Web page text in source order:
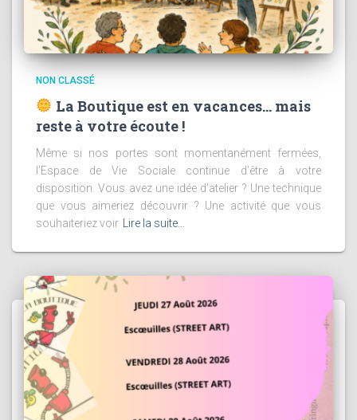
NON CLASSÉ
La Boutique est en vacances… mais
reste à votre écoute !
Même si nos portes sont momentanément fermées,
l’Espace de Vie Sociale continue d’être à votre
disposition. Vous avez une idée d’atelier ? Une technique
que vous aimeriez découvrir ? Une activité que vous
souhaiteriez voir
Lire la suite…